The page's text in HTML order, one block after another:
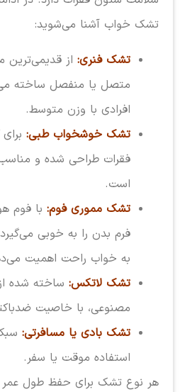
تشک خواب آشنا می‌شوید:
تشک فنری:از قدیمی‌ترین
متصل یا منفصل ساخته
افرادی با وزن متوسط.
تشک خوشخواب طبی:برای
فقرات طراحی شده و مناسب
است.
تشک مموری فوم:با فوم
فرم بدن را به خوبی
به خواب راحت اهمیت
تشک لاتکس:ساخته شده
مصنوعی، با خاصیت
تشک بادی یا مسافرتی:
استفاده موقت یا سفر.
هر نوع تشک برای حفظ طول عمر